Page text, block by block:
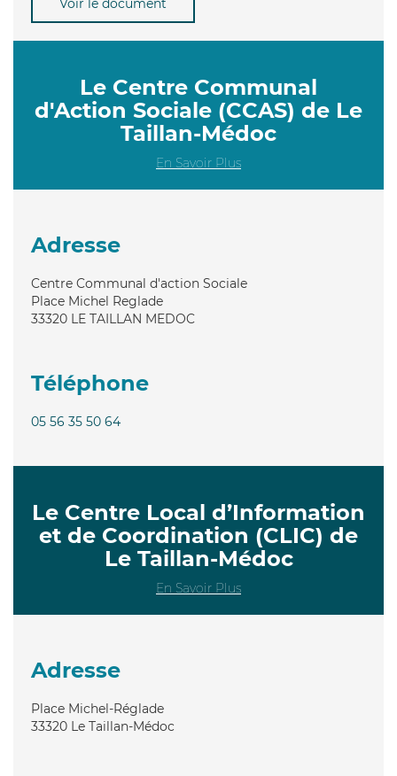
Voir le document
Le Centre Communal
d'Action Sociale (CCAS) de Le
Taillan-Médoc
En Savoir Plus
Adresse
Centre Communal d'action Sociale
Place Michel Reglade
33320 LE TAILLAN MEDOC
Téléphone
05 56 35 50 64
Le Centre Local d’Information
et de Coordination (CLIC) de
Le Taillan-Médoc
En Savoir Plus
Adresse
Place Michel-Réglade
33320 Le Taillan-Médoc